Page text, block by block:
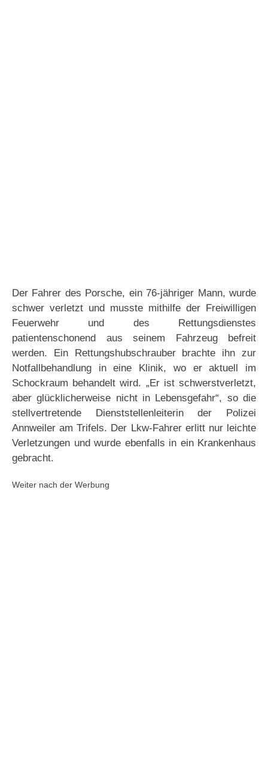
Der Fahrer des Porsche, ein 76-jähriger Mann, wurde
schwer verletzt und musste mithilfe der Freiwilligen
Feuerwehr und des Rettungsdienstes
patientenschonend aus seinem Fahrzeug befreit
werden. Ein Rettungshubschrauber brachte ihn zur
Notfallbehandlung in eine Klinik, wo er aktuell im
Schockraum behandelt wird. „Er ist schwerstverletzt,
aber glücklicherweise nicht in Lebensgefahr“, so die
stellvertretende Dienststellenleiterin der Polizei
Annweiler am Trifels. Der Lkw-Fahrer erlitt nur leichte
Verletzungen und wurde ebenfalls in ein Krankenhaus
gebracht.
Weiter nach der Werbung